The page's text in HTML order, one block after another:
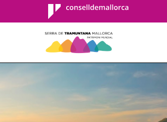
Consell de
Mallorca